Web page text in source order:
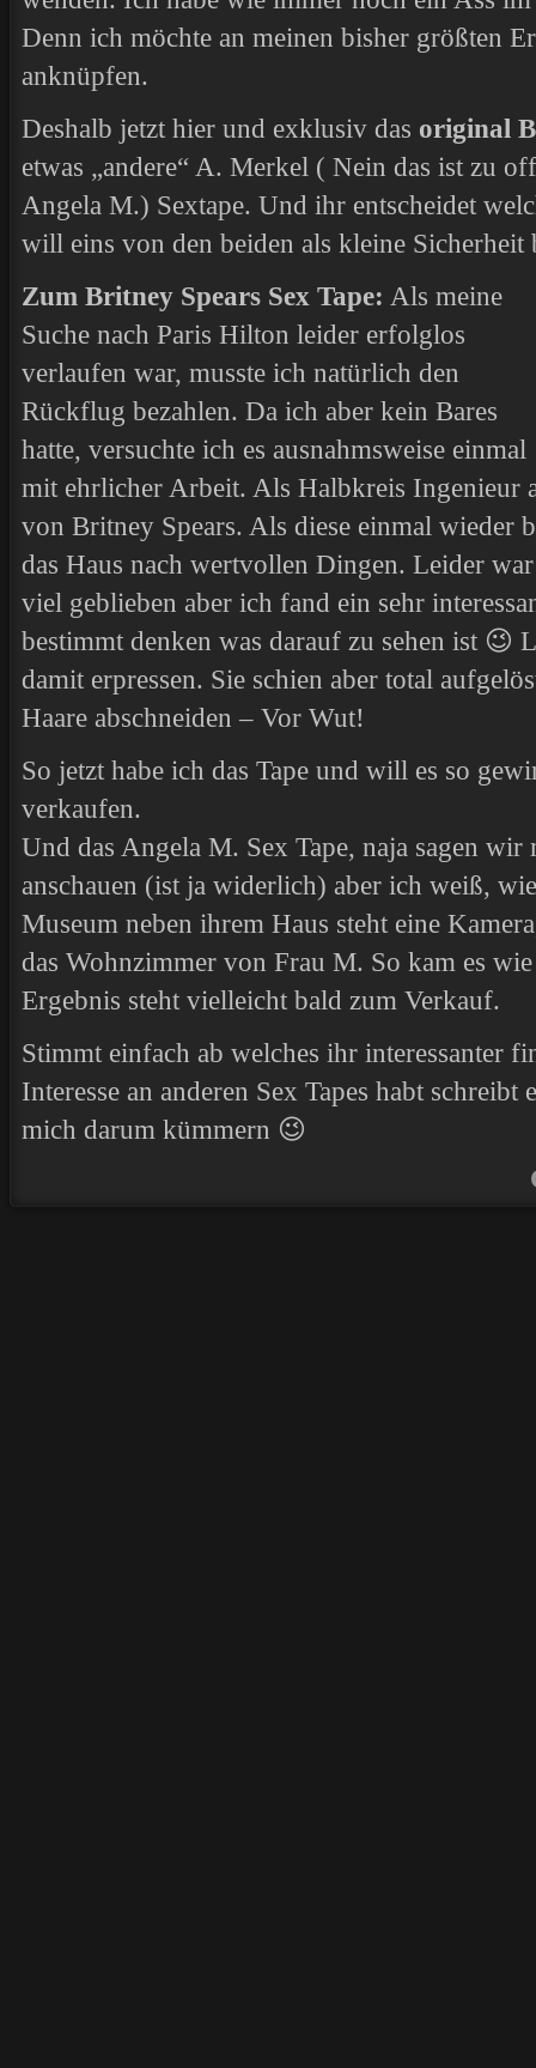
Denn ich möchte an meinen bisher größten
anknüpfen.
Deshalb jetzt hier und exklusiv das original
etwas „andere“ A. Merkel ( Nein das ist zu
Angela M.) Sextape. Und ihr entscheidet
will eins von den beiden als kleine Sicherheit
Zum Britney Spears Sex Tape: Als meine
Suche nach Paris Hilton leider erfolglos
verlaufen war, musste ich natürlich den
Rückflug bezahlen. Da ich aber kein Bares
hatte, versuchte ich es ausnahmsweise einmal
mit ehrlicher Arbeit. Als Halbkreis Ingenieur
von Britney Spears. Als diese einmal wieder
das Haus nach wertvollen Dingen. Leider
viel geblieben aber ich fand ein sehr
bestimmt denken was darauf zu sehen ist 😉
damit erpressen. Sie schien aber total
Haare abschneiden – Vor Wut!
So jetzt habe ich das Tape und will es so
verkaufen.
Und das Angela M. Sex Tape, naja sagen
anschauen (ist ja widerlich) aber ich weiß,
Museum neben ihrem Haus steht eine
das Wohnzimmer von Frau M. So kam es
Ergebnis steht vielleicht bald zum Verkauf.
Stimmt einfach ab welches ihr interessanter
Interesse an anderen Sex Tapes habt
mich darum kümmern 😉